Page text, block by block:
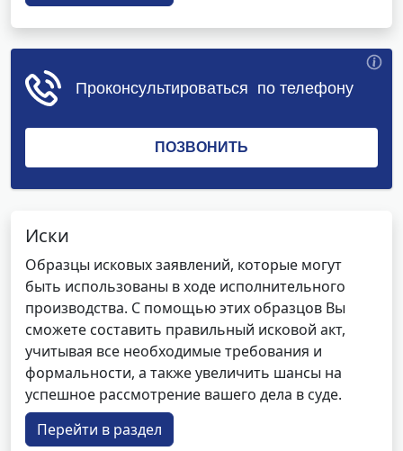
Иски
Образцы исковых заявлений, которые могут
быть использованы в ходе исполнительного
производства. С помощью этих образцов Вы
сможете составить правильный исковой акт,
учитывая все необходимые требования и
формальности, а также увеличить шансы на
успешное рассмотрение вашего дела в суде.
Перейти в раздел